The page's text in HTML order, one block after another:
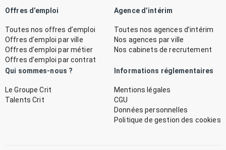
Offres d’emploi
Toutes nos offres d’emploi
Offres d’emploi par ville
Offres d’emploi par métier
Offres d’emploi par contrat
Agence d’intérim
Toutes nos agences d’intérim
Nos agences par ville
Nos cabinets de recrutement
Qui sommes-nous ?
Le Groupe Crit
Talents Crit
Informations réglementaires
Mentions légales
CGU
Données personnelles
Politique de gestion des cookies